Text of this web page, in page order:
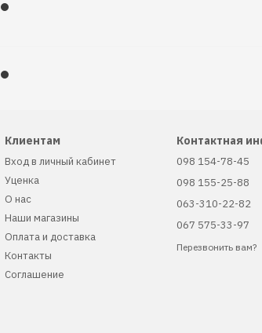
Клиентам
Вход в личный кабинет
Уценка
О нас
Наши магазины
Оплата и доставка
Контакты
Соглашение
Контактная
098 154-78-45
098 155-25-88
063-310-22-82
067 575-33-97
Перезвонить вам?